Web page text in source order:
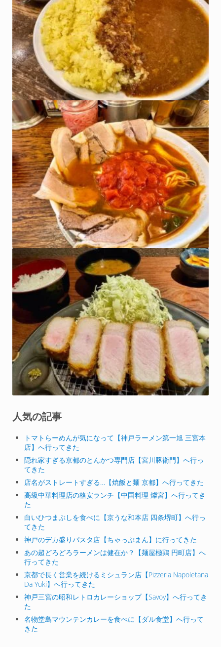
人気の記事
トマトらーめんが気になって【神戸ラーメン第一旭 三宮本
店】へ行ってきた
隠れ家すぎる京都のとんかつ専門店【宮川豚衛門】へ行っ
てきた
店名がストレートすぎる…【焼飯と麺 京都】へ行ってきた
高級中華料理店の格安ランチ【中国料理 燦宮】へ行ってき
た
白いひつまぶしを食べに【京うな和本店 四条堺町】へ行っ
てきた
神戸のデカ盛りパスタ店【ちゃっぷまん】に行ってきた
あの超どろどろラーメンは健在か？【麺屋極鶏 円町店】へ
行ってきた
京都で長く営業を続けるミシュラン店【Pizzeria Napoletana
Da Yuki】へ行ってきた
神戸三宮の昭和レトロカレーショップ【Savoy】へ行ってき
た
名物堂島マウンテンカレーを食べに【ダル食堂】へ行って
きた